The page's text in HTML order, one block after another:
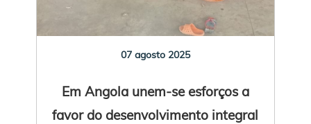
07 agosto 2025
Em Angola unem-se esforços a
favor do desenvolvimento integral